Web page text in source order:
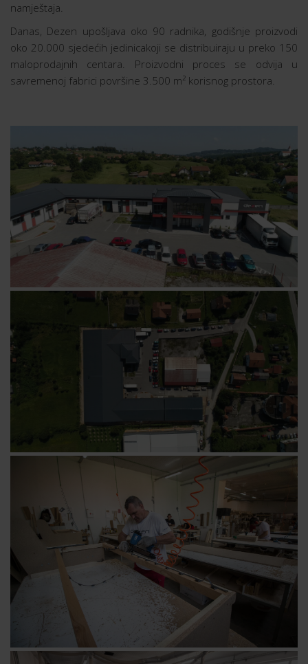
namještaja.
Danas, Dezen upošljava oko 90 radnika, godišnje proizvodi
oko 20.000 sjedećih jedinicakoji se distribuiraju u preko 150
maloprodajnih centara. Proizvodni proces se odvija u
savremenoj fabrici površine 3.500 m² korisnog prostora.